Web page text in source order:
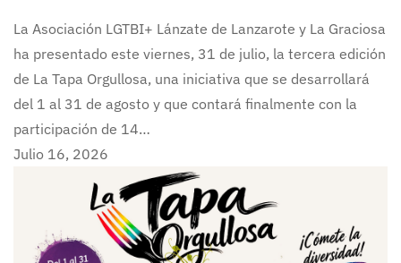
La Asociación LGTBI+ Lánzate de Lanzarote y La Graciosa
ha presentado este viernes, 31 de julio, la tercera edición
de La Tapa Orgullosa, una iniciativa que se desarrollará
del 1 al 31 de agosto y que contará finalmente con la
participación de 14…
Julio 16, 2026